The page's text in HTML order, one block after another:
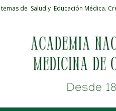
de Salud y Educación Médica.